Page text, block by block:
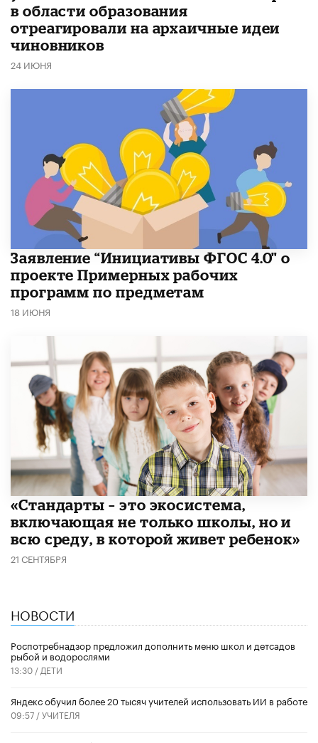
в области образования
отреагировали на архаичные идеи
чиновников
24 ИЮНЯ
Заявление “Инициативы ФГОС 4.0" о
проекте Примерных рабочих
программ по предметам
18 ИЮНЯ
​«Стандарты – это экосистема,
включающая не только школы, но и
всю среду, в которой живет ребенок»
21 СЕНТЯБРЯ
НОВОСТИ
Роспотребнадзор предложил дополнить меню школ и детсадов
рыбой и водорослями
13:30 / ДЕТИ
​Яндекс обучил более 20 тысяч учителей использовать ИИ в работе
09:57 /УЧИТЕЛЯ